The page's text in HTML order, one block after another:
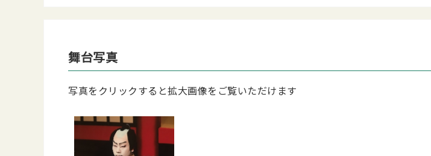
舞台写真
写真をクリックすると拡大画像をご覧いただけます